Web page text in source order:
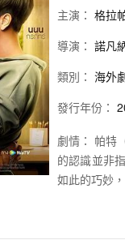
主演： 格拉
導演： 諾凡
類別： 海外
發行年份：
劇情： 帕特
的認識並非
如此的巧妙